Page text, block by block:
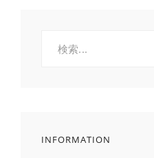
INFORMATION